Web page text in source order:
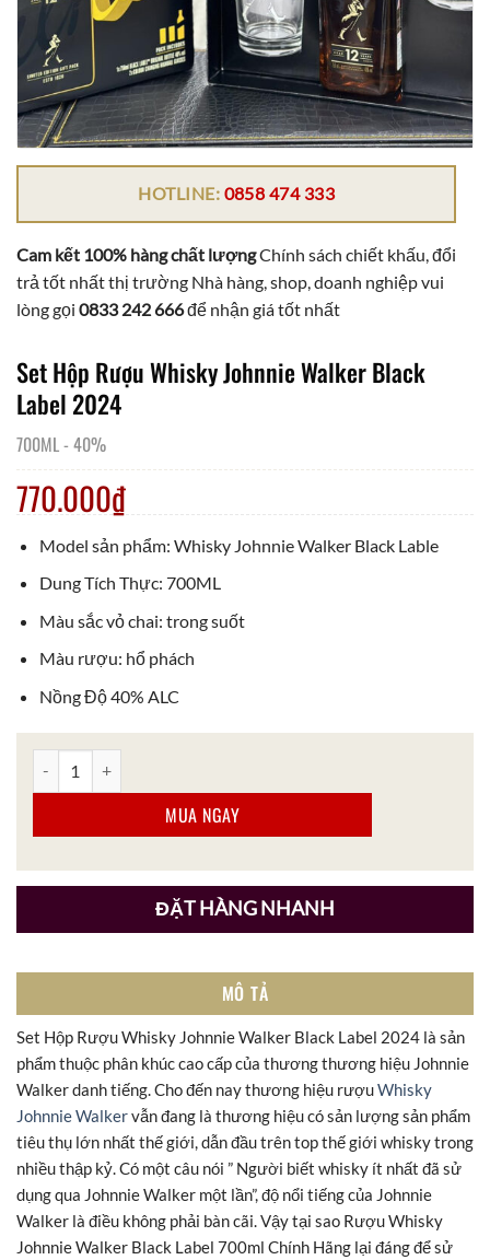
HOTLINE: 0858 474 333
Cam kết 100% hàng chất lượngChính sách chiết khấu, đổi
trả tốt nhất thị trường Nhà hàng, shop, doanh nghiệp vui
lòng gọi 0833 242 666để nhận giá tốt nhất
Set Hộp Rượu Whisky Johnnie Walker Black
Label 2024
700ML- 40%
770.000₫
Model sản phẩm: Whisky Johnnie Walker Black Lable
Dung Tích Thực: 700ML
Màu sắc vỏ chai: trong suốt
Màu rượu: hổ phách
Nồng Độ 40% ALC
MUA NGAY
ĐẶT HÀNG NHANH
MÔ TẢ
Set Hộp Rượu Whisky Johnnie Walker Black Label 2024 là sản
phẩm thuộc phân khúc cao cấp của thương thương hiệu Johnnie
Walker danh tiếng. Cho đến nay thương hiệu rượuWhisky
Johnnie Walkervẫn đang là thương hiệu có sản lượng sản phẩm
tiêu thụ lớn nhất thế giới, dẫn đầu trên top thế giới whisky trong
nhiều thập kỷ. Có một câu nói ” Người biết whisky ít nhất đã sử
dụng qua Johnnie Walker một lần”, độ nổi tiếng của Johnnie
Walker là điều không phải bàn cãi. Vậy tại sao Rượu Whisky
Johnnie Walker Black Label 700ml Chính Hãng lại đáng để sử